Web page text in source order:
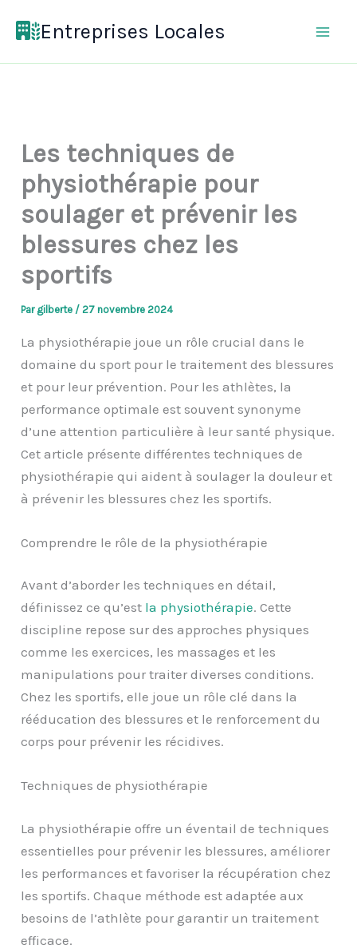
Entreprises Locales
Les techniques de
physiothérapie pour
soulager et prévenir les
blessures chez les
sportifs
Par gilberte /27 novembre 2024
La physiothérapie joue un rôle crucial dans le
domaine du sport pour le traitement des blessures
et pour leur prévention. Pour les athlètes, la
performance optimale est souvent synonyme
d’une attention particulière à leur santé physique.
Cet article présente différentes techniques de
physiothérapie qui aident à soulager la douleur et
à prévenir les blessures chez les sportifs.
Comprendre le rôle de la physiothérapie
Avant d’aborder les techniques en détail,
définissez ce qu’est la physiothérapie. Cette
discipline repose sur des approches physiques
comme les exercices, les massages et les
manipulations pour traiter diverses conditions.
Chez les sportifs, elle joue un rôle clé dans la
rééducation des blessures et le renforcement du
corps pour prévenir les récidives.
Techniques de physiothérapie
La physiothérapie offre un éventail de techniques
essentielles pour prévenir les blessures, améliorer
les performances et favoriser la récupération chez
les sportifs. Chaque méthode est adaptée aux
besoins de l’athlète pour garantir un traitement
efficace.